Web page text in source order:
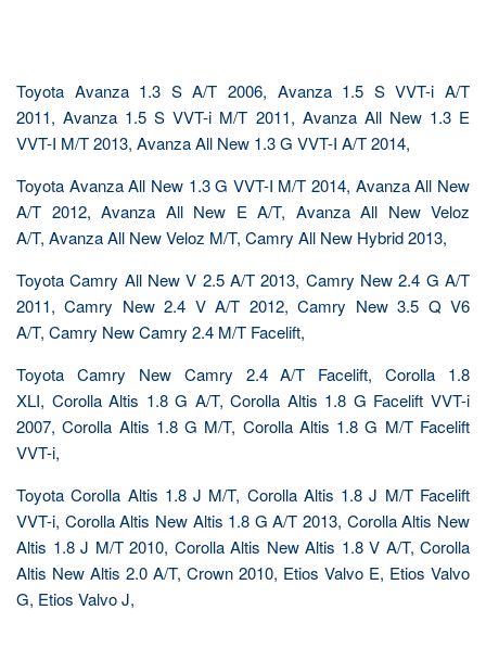
Toyota Avanza 1.3 S A/T 2006, Avanza 1.5 S VVT-i A/T
2011, Avanza 1.5 S VVT-i M/T 2011, Avanza All New 1.3 E
VVT-I M/T 2013, Avanza All New 1.3 G VVT-I A/T 2014,
Toyota Avanza All New 1.3 G VVT-I M/T 2014, Avanza All New
A/T 2012, Avanza All New E A/T, Avanza All New Veloz
A/T, Avanza All New Veloz M/T, Camry All New Hybrid 2013,
Toyota Camry All New V 2.5 A/T 2013, Camry New 2.4 G A/T
2011, Camry New 2.4 V A/T 2012, Camry New 3.5 Q V6
A/T, Camry New Camry 2.4 M/T Facelift,
Toyota Camry New Camry 2.4 A/T Facelift, Corolla 1.8
XLI, Corolla Altis 1.8 G A/T, Corolla Altis 1.8 G Facelift VVT-i
2007, Corolla Altis 1.8 G M/T, Corolla Altis 1.8 G M/T Facelift
VVT-i,
Toyota Corolla Altis 1.8 J M/T, Corolla Altis 1.8 J M/T Facelift
VVT-i, Corolla Altis New Altis 1.8 G A/T 2013, Corolla Altis New
Altis 1.8 J M/T 2010, Corolla Altis New Altis 1.8 V A/T, Corolla
Altis New Altis 2.0 A/T, Crown 2010, Etios Valvo E, Etios Valvo
G, Etios Valvo J,